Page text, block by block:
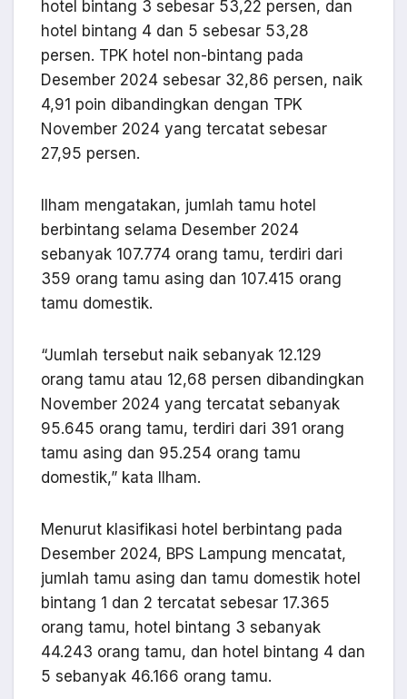
hotel bintang 3 sebesar 53,22 persen, dan
hotel bintang 4 dan 5 sebesar 53,28
persen. TPK hotel non-bintang pada
Desember 2024 sebesar 32,86 persen, naik
4,91 poin dibandingkan dengan TPK
November 2024 yang tercatat sebesar
27,95 persen.
Ilham mengatakan, jumlah tamu hotel
berbintang selama Desember 2024
sebanyak 107.774 orang tamu, terdiri dari
359 orang tamu asing dan 107.415 orang
tamu domestik.
“Jumlah tersebut naik sebanyak 12.129
orang tamu atau 12,68 persen dibandingkan
November 2024 yang tercatat sebanyak
95.645 orang tamu, terdiri dari 391 orang
tamu asing dan 95.254 orang tamu
domestik,” kata Ilham.
Menurut klasifikasi hotel berbintang pada
Desember 2024, BPS Lampung mencatat,
jumlah tamu asing dan tamu domestik hotel
bintang 1 dan 2 tercatat sebesar 17.365
orang tamu, hotel bintang 3 sebanyak
44.243 orang tamu, dan hotel bintang 4 dan
5 sebanyak 46.166 orang tamu.